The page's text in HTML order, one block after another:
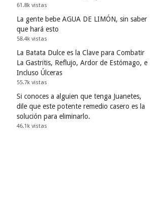
61.8k vistas
La gente bebe AGUA DE LIMÓN, sin saber
que hará esto
58.4k vistas
La Batata Dulce es la Clave para Combatir
La Gastritis, Reflujo, Ardor de Estómago, e
Incluso Úlceras
55.7k vistas
Si conoces a alguien que tenga Juanetes,
dile que este potente remedio casero es la
solución para eliminarlo.
46.1k vistas